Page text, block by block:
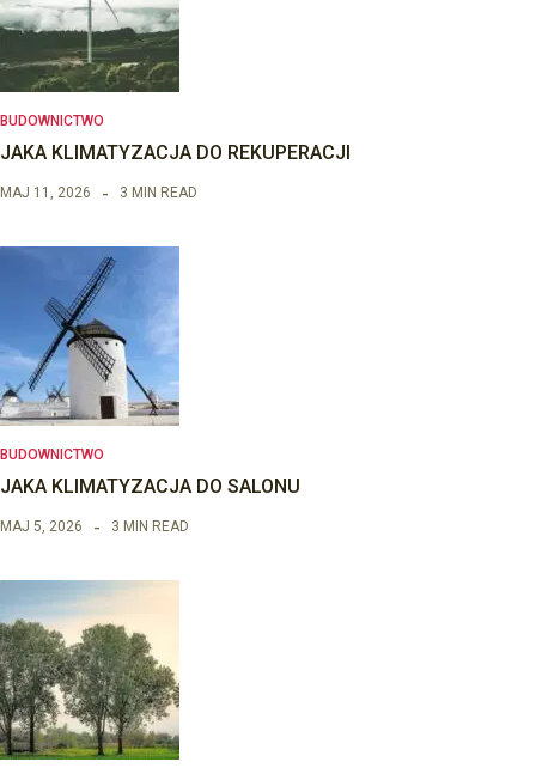
BUDOWNICTWO
JAKA KLIMATYZACJA DO REKUPERACJI
MAJ 11, 2026 3 MIN READ
BUDOWNICTWO
JAKA KLIMATYZACJA DO SALONU
MAJ 5, 2026 3 MIN READ